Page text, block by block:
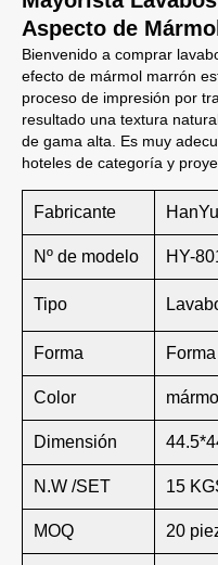
Aspecto de Mármol
Bienvenido a comprar
efecto de mármol marrón
proceso de impresión por
resultado una textura
de gama alta. Es muy
hoteles de categoría y
Fabricante HanYu
Nº de modelo HY-
Tipo
Forma
Color mármol
Dimensión
N.W /SET 15
MOQ 20